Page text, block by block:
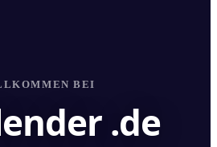
BEI
.de